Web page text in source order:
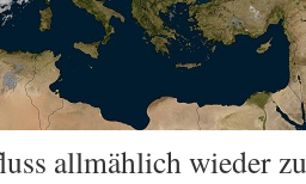
allmählich wieder